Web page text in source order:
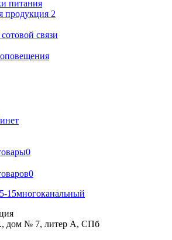
питания
продукция 2
связи
0
0
15многоканальный
дом № 7, литер А, СПб